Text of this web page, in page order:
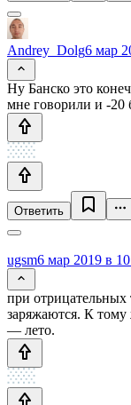
Andrey_Dolg6 мар
Ну Банско это
мне говорили и -20
Ответить
ugsm6 мар 2019 в
при
заряжаются. К тому
— лето.